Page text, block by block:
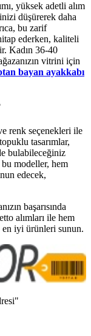
yüksek adetli alım
düşürerek daha
bu zarif
ederken, kaliteli
Kadın 36-40
vitrini için
bayan ayakkabı
renk seçenekleri ile
tasarımlar,
bulabileceğiniz
modeller, hem
edecek,
başarısında
alımları ile hem
en iyi ürünleri sunun.